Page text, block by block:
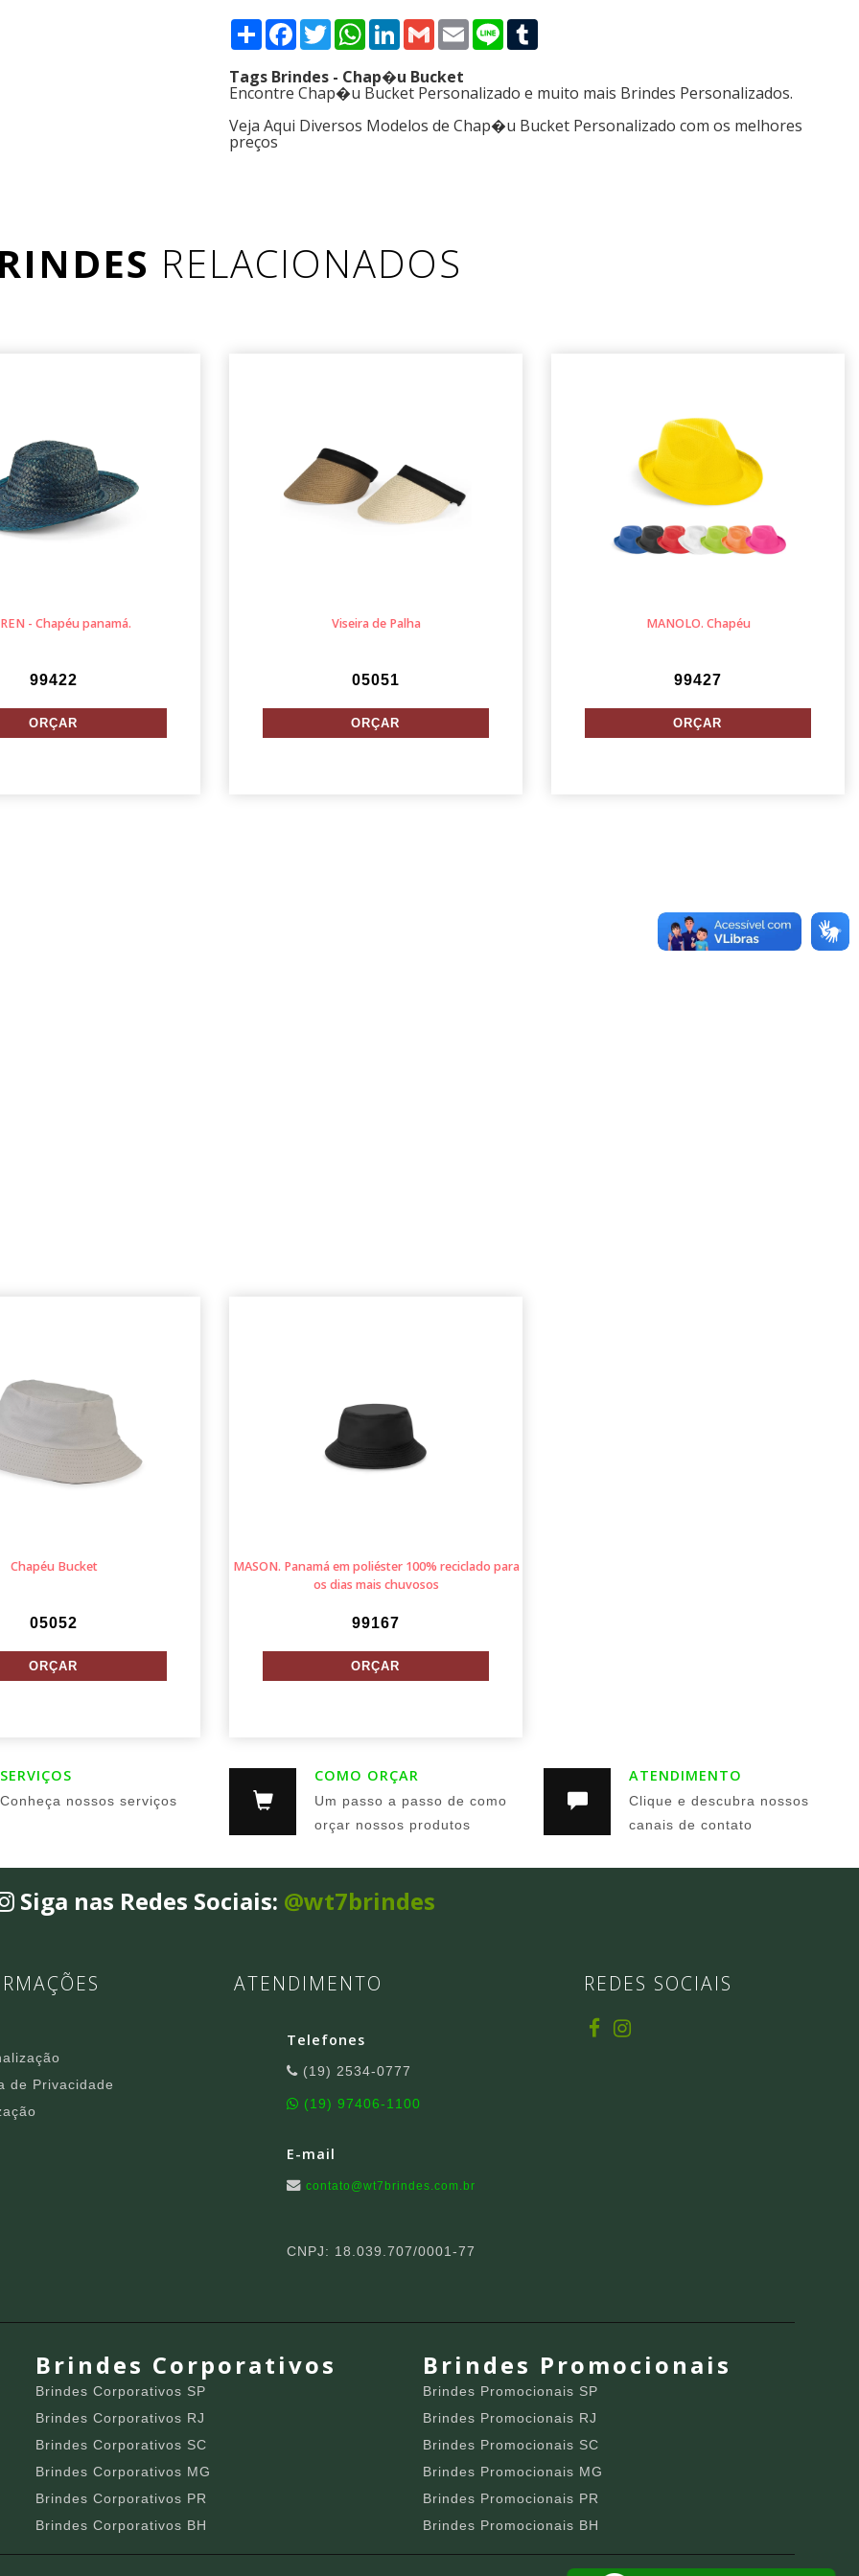
Compartilhar
Facebook
TwitterWhatsApp
LinkedIn
GmailEmailLine
Tags Brindes - Chap�u Bucket
Encontre Chap�u Bucket Personalizado e muito mais Brindes Personalizados.
Veja Aqui Diversos Modelos de Chap�u Bucket Personalizado com os melhores
preços
RELACIONADOS
- Chapéu panamá.
99422
Viseira de Palha
05051
MANOLO. Chapéu
99427
Chapéu Bucket
05052
MASON. Panamá em poliéster 100% reciclado para
os dias mais chuvosos
99167
SERVIÇOS
Conheça nossos serviços
COMO ORÇAR
Um passo a passo de como
orçar nossos produtos
ATENDIMENTO
Clique e descubra nossos
canais de contato
Siga nas Redes Sociais: @wt7brindes
de Privacidade
ATENDIMENTO
Telefones
(19) 2534-0777
(19) 97406-1100
E-mail
contato@wt7brindes.com.br
CNPJ: 18.039.707/0001-77
REDES SOCIAIS
Brindes Corporativos
Brindes Corporativos SP
Brindes Corporativos RJ
Brindes Corporativos SC
Brindes Corporativos MG
Brindes Corporativos PR
Brindes Corporativos BH
Brindes Promocionais
Brindes Promocionais SP
Brindes Promocionais RJ
Brindes Promocionais SC
Brindes Promocionais MG
Brindes Promocionais PR
Brindes Promocionais BH